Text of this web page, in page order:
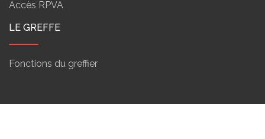
Accès RPVA
LE GREFFE
Fonctions du greffier